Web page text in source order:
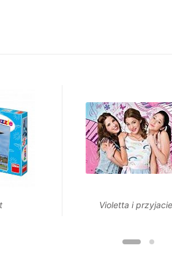
Violetta i